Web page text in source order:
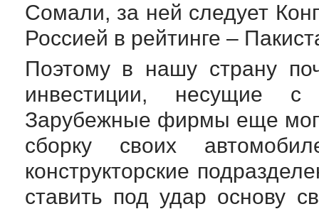
Сомали, за ней следует
Россией в рейтинге –
Поэтому в нашу страну
инвестиции, несущие с
Зарубежные фирмы еще
сборку своих
конструкторские
ставить под удар основу